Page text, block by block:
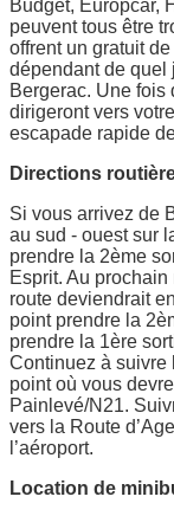
Budget, Europcar,
peuvent tous être
offrent un gratuit
dépendant de quel
Bergerac. Une fois
dirigeront vers
escapade rapide
Directions
Si vous arrivez de
au sud - ouest sur
prendre la 2ème
Esprit. Au
route deviendrait
point prendre la
prendre la 1ère
Continuez à suivre
point où vous
Painlevé/N21.
vers la Route
l’aéroport.
Location de